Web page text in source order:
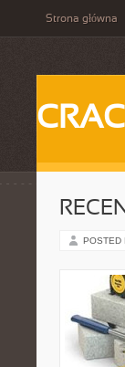
Strona główna
POSTED